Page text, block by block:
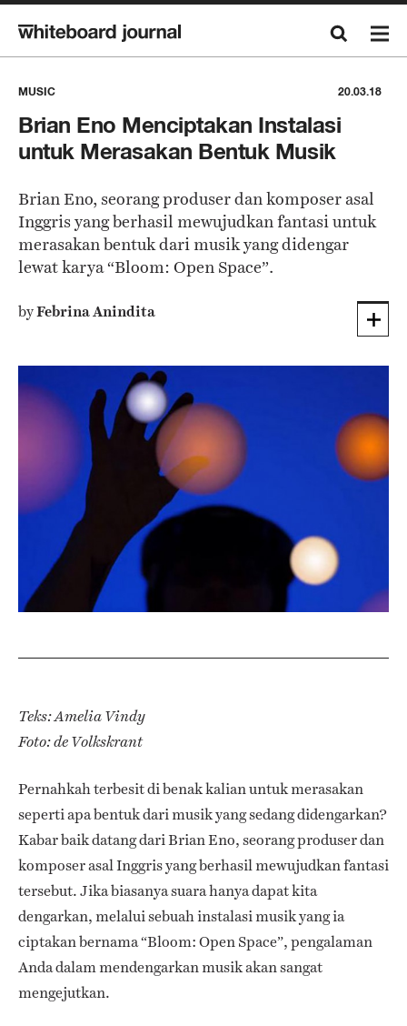
MUSIC 20.03.18
Brian Eno Menciptakan Instalasi
untuk Merasakan Bentuk Musik
Brian Eno, seorang produser dan komposer asal
Inggris yang berhasil mewujudkan fantasi untuk
merasakan bentuk dari musik yang didengar
lewat karya “Bloom: Open Space”.
byFebrina Anindita
Teks: Amelia Vindy
Foto: de Volkskrant
Pernahkah terbesit di benak kalian untuk merasakan
seperti apa bentuk dari musik yang sedang didengarkan?
Kabar baik datang dari Brian Eno, seorang produser dan
komposer asal Inggris yang berhasil mewujudkan fantasi
tersebut. Jika biasanya suara hanya dapat kita
dengarkan, melalui sebuah instalasi musik yang ia
ciptakan bernama “Bloom: Open Space”, pengalaman
Anda dalam mendengarkan musik akan sangat
mengejutkan.